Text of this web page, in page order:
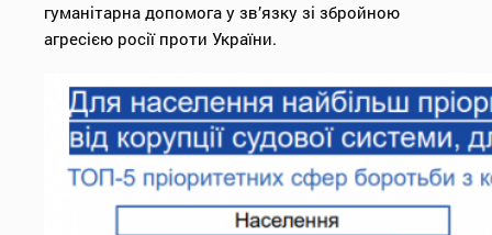
гуманітарна допомога у зв’язку зі збройною
агресією росії проти України.